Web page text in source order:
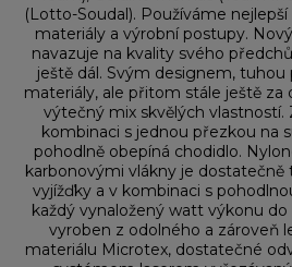
(Lotto-Soudal). Používáme
materiály a výrobní postupy.
navazuje na kvality svého
ještě dál. Svým designem, tuhou
materiály, ale přitom stále ještě za
výtečný mix skvělých vlastností.
kombinaci s jednou přezkou na
pohodlně obepíná chodidlo.
karbonovými vlákny je dostatečně
vyjížďky a v kombinaci s
každý vynaložený watt výkonu
vyroben z odolného a zároveň
materiálu Microtex, dostatečné